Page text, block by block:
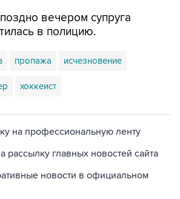
вечером супруга
в полицию.
пропажа исчезновение
хоккеист
на профессиональную ленту
рассылку главных новостей сайта
новости в официальном